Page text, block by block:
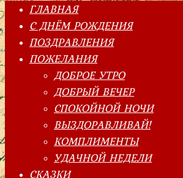
ГЛАВНАЯ
С ДНЁМ РОЖДЕНИЯ
ПОЗДРАВЛЕНИЯ
ПОЖЕЛАНИЯ
ДОБРОЕ УТРО
ДОБРЫЙ ВЕЧЕР
СПОКОЙНОЙ НОЧИ
ВЫЗДОРАВЛИВАЙ!
КОМПЛИМЕНТЫ
УДАЧНОЙ НЕДЕЛИ
СКАЗКИ